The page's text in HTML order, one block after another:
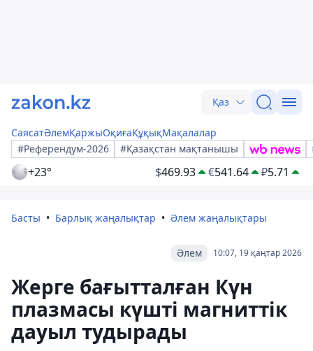
Қаз
СаясатӘлемҚаржыОқиғаҚұқықМақалалар
#Референдум-2026
#Қазақстан мақтанышы
+23° $469.93 €541.64 ₽5.71
Басты Барлық жаңалықтар Әлем жаңалықтары
10:07, 19 қаңтар 2026
Әлем
Жерге бағытталған Күн
плазмасы күшті магниттік
дауыл тудырады